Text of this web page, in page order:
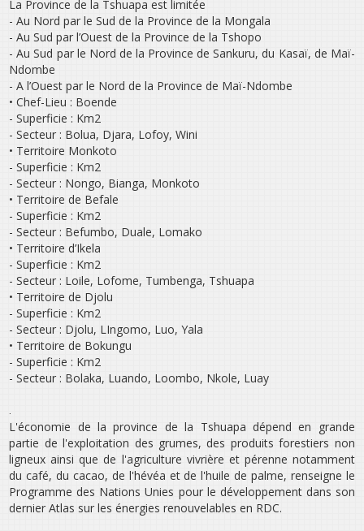
La Province de la Tshuapa est limitée
- Au Nord par le Sud de la Province de la Mongala
- Au Sud par l’Ouest de la Province de la Tshopo
- Au Sud par le Nord de la Province de Sankuru, du Kasaï, de Maï-
Ndombe
- A l’Ouest par le Nord de la Province de Maï-Ndombe
• Chef-Lieu : Boende
- Superficie : Km2
- Secteur : Bolua, Djara, Lofoy, Wini
• Territoire Monkoto
- Superficie : Km2
- Secteur : Nongo, Bianga, Monkoto
• Territoire de Befale
- Superficie : Km2
- Secteur : Befumbo, Duale, Lomako
• Territoire d’Ikela
- Superficie : Km2
- Secteur : Loile, Lofome, Tumbenga, Tshuapa
• Territoire de Djolu
- Superficie : Km2
- Secteur : Djolu, LIngomo, Luo, Yala
• Territoire de Bokungu
- Superficie : Km2
- Secteur : Bolaka, Luando, Loombo, Nkole, Luay
.
L'économie de la province de la Tshuapa dépend en grande
partie de l'exploitation des grumes, des produits forestiers non
ligneux ainsi que de l'agriculture vivrière et pérenne notamment
du café, du cacao, de l'hévéa et de l'huile de palme, renseigne le
Programme des Nations Unies pour le développement dans son
dernier Atlas sur les énergies renouvelables en RDC.